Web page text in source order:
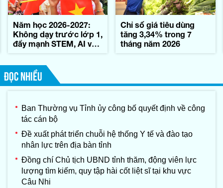
Năm học 2026-2027:
Không dạy trước lớp 1,
đẩy mạnh STEM, AI và
Chỉ số giá tiêu dùng
tăng 3,34% trong 7
tháng năm 2026
ĐỌC NHIỀU
Ban Thường vụ Tỉnh ủy công bố quyết định về công
tác cán bộ
Đề xuất phát triển chuỗi hệ thống Y tế và đào tạo
nhân lực trên địa bàn tỉnh
Đồng chí Chủ tịch UBND tỉnh thăm, động viên lực
lượng tìm kiếm, quy tập hài cốt liệt sĩ tại khu vực
Câu Nhi